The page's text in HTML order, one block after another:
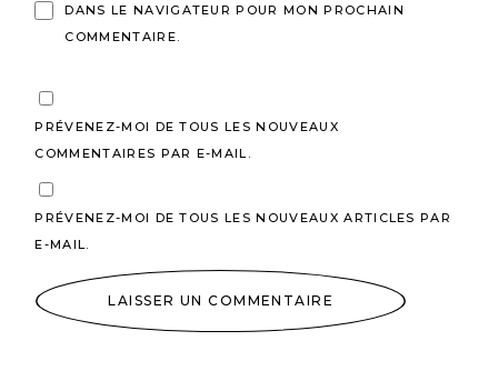
DANS LE NAVIGATEUR POUR MON PROCHAIN
COMMENTAIRE.
PRÉVENEZ-MOI DE TOUS LES NOUVEAUX
COMMENTAIRES PAR E-MAIL.
PRÉVENEZ-MOI DE TOUS LES NOUVEAUX ARTICLES PAR
E-MAIL.
LAISSER UN COMMENTAIRE